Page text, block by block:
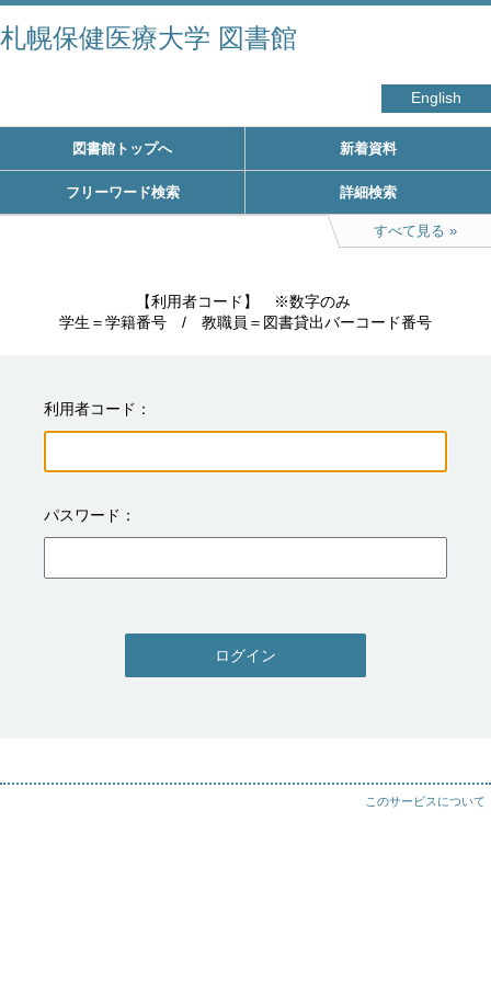
札幌保健医療大学 図書館
English
図書館トップへ 新着資料
フリーワード検索 詳細検索
すべて見る
【利用者コード】　※数字のみ
学生＝学籍番号　/　教職員＝図書貸出バーコード番号
利用者コード
パスワード
ログイン
このサービスについて